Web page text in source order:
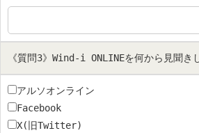
《質問3》Wind-i ONLINEを何から見聞き
アルソオンライン
Facebook
X(旧Twitter)